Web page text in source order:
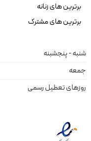
برترین های زنانه
برترین های مشترک
شنبه - پنجشبنه
جمعه
روزهای تعطیل رسمی